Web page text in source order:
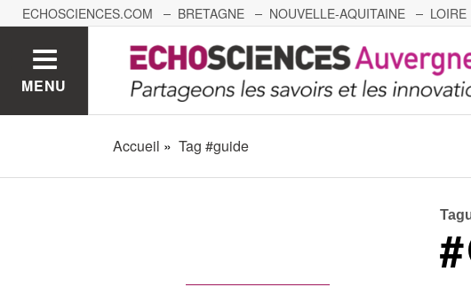
ECHOSCIENCES.COM BRETAGNE NOUVELLE-AQUITAINE LOIRE
GRENOBLE GRAND EST BOURGOGNE-FRANCHE-
MENU
Accueil Tag #guide